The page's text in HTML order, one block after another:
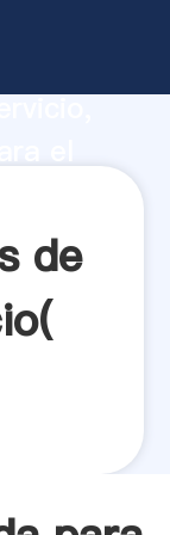
de